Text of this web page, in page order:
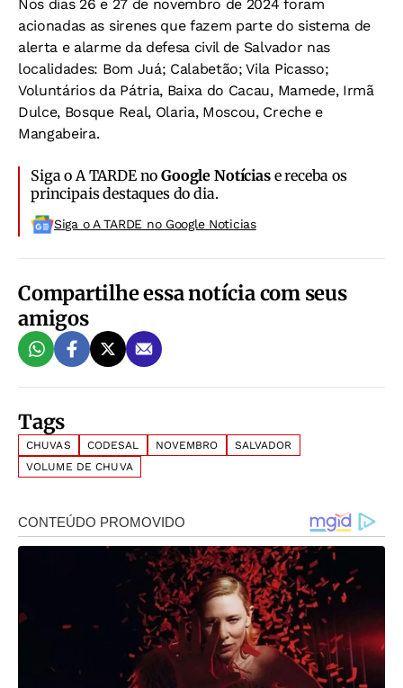
Nos dias 26 e 27 de novembro de 2024 foram
acionadas as sirenes que fazem parte do sistema de
alerta e alarme da defesa civil de Salvador nas
localidades: Bom Juá; Calabetão; Vila Picasso;
Voluntários da Pátria, Baixa do Cacau, Mamede, Irmã
Dulce, Bosque Real, Olaria, Moscou, Creche e
Mangabeira.
Siga o A TARDE noGoogle Notíciase receba os
principais destaques do dia.
Siga o A TARDE no Google Noticias
Compartilhe essa notícia com seus
amigos
Tags
CHUVAS CODESAL NOVEMBRO
SALVADOR
VOLUME DE CHUVA